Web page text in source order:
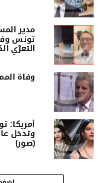
مدير
تونس
التعرّي
وفاة
أمريكا:
وتدخل
(صور)